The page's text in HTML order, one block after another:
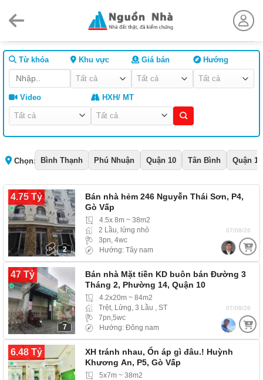
Từ khóa Khu vực Giá bán Hướng
Video HXH/ MT
Chọn: Bình Thạnh Phú Nhuận Quận 10 Tân Bình Quận 1
4.75 Tỷ
2
Bán nhà hẻm 246 Nguyễn Thái Sơn, P4,
Gò Vấp
4.5x 8m ~ 38m2
2 Lầu, lửng nhỏ
3pn, 4wc
Hướng: Tây nam
07/08/26
47 Tỷ
7
Bán nhà Mặt tiền KD buôn bán Đường 3
Tháng 2, Phường 14, Quận 10
4.2x20m ~ 84m2
Trệt, Lửng, 3 Lầu , ST
7pn,5wc
Hướng: Đông nam
07/08/26
6.48 Tỷ
XH tránh nhau, Ổn áp gì đâu.! Huỳnh
Khương An, P5, Gò Vấp
5x7m ~ 38m2